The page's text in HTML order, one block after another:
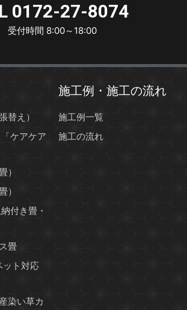
0172-27-8074
受付時間 8:00～18:00
替え）
ケアケア
）
）
付き畳・
畳
ット対応
染い草カ
施工例・施工の流れ
施工例一覧
施工の流れ